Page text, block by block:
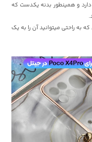
دارد و همینطور بدنه یکدست که
به راحتی میتوانید آن را به یک